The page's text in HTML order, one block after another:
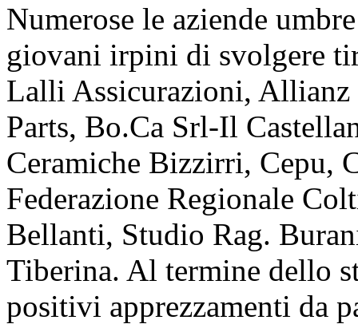
Numerose le aziende
giovani irpini di svolgere
Lalli Assicurazioni, Allianz
Parts, Bo.Ca Srl-Il
Ceramiche Bizzirri, Cepu,
Federazione Regionale
Bellanti, Studio Rag.
Tiberina. Al termine dello
positivi apprezzamenti da